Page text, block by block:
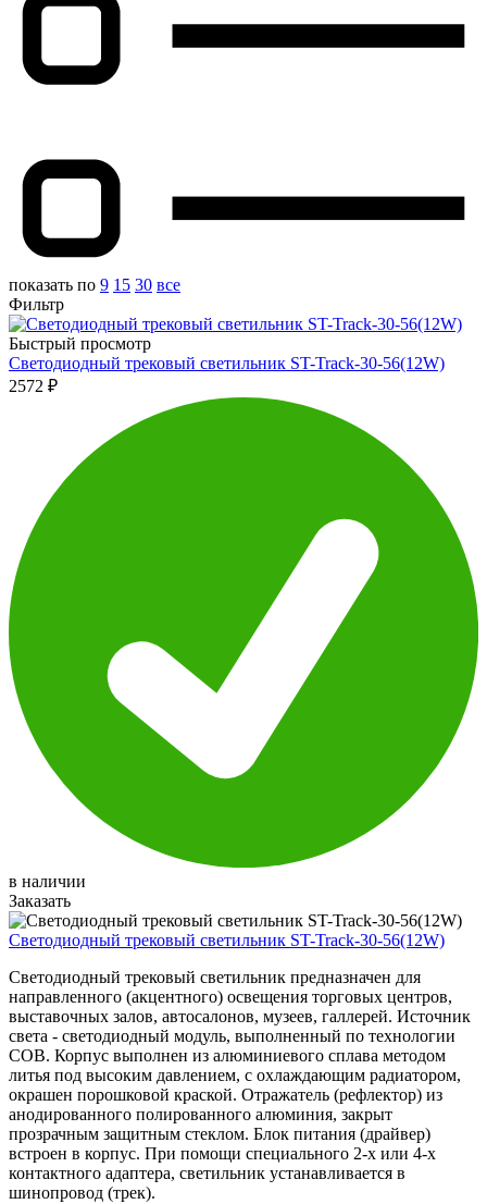
показать по 9 15 30 все
Фильтр
Быстрый просмотр
Светодиодный трековый светильник ST-Track-30-56(12W)
2572 ₽
в наличии
Заказать
Светодиодный трековый светильник ST-Track-30-56(12W)
Светодиодный трековый светильник предназначен для
направленного (акцентного) освещения торговых центров,
выставочных залов, автосалонов, музеев, галлерей. Источник
света - светодиодный модуль, выполненный по технологии
COB. Корпус выполнен из алюминиевого сплава методом
литья под высоким давлением, с охлаждающим радиатором,
окрашен порошковой краской. Отражатель (рефлектор) из
анодированного полированного алюминия, закрыт
прозрачным защитным стеклом. Блок питания (драйвер)
встроен в корпус. При помощи специального 2-х или 4-х
контактного адаптера, светильник устанавливается в
шинопровод (трек).